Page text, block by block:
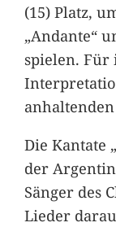
(15) Platz,
„Andante“
spielen. Für
Die Kantate
der
Sänger des
Lieder